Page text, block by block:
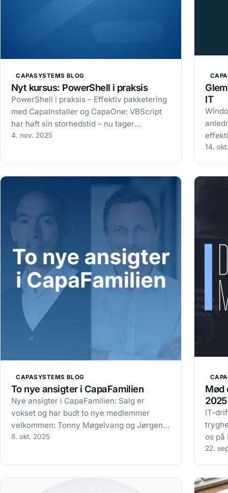
CAPASYSTEMS BLOG
Nyt kursus: PowerShell i praksis
PowerShell i praksis – Effektiv pakketering
med CapaInstaller og CapaOne: VBScript
har haft sin storhedstid – nu tager
PowerShell over. Book din plads allerede
4. nov. 2025
IT
14.
CAPASYSTEMS BLOG
To nye ansigter i CapaFamilien
Nye ansigter i CapaFamilien: Salg er
vokset og har budt to nye medlemmer
velkommen: Tonny Møgelvang og Jørgen
Holst Det er en fornøjelse at fortælle, at vi
8. okt. 2025
Mød
2025
IT-
os på
22.